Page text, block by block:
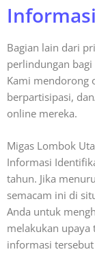
Bagian lain dari
perlindungan
Kami mendorong
berpartisipasi,
online mereka.
Migas Lombok
Informasi
tahun. Jika
semacam ini di
Anda untuk
melakukan upaya
informasi